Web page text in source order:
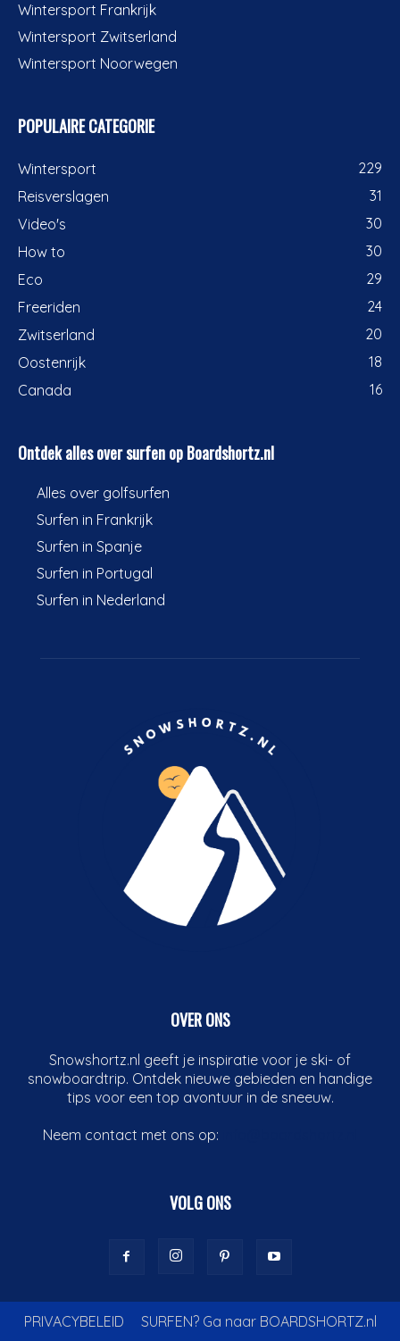
Wintersport Frankrijk
Wintersport Zwitserland
Wintersport Noorwegen
POPULAIRE CATEGORIE
Wintersport
229
Reisverslagen
31
Video's
30
How to
30
Eco
29
Freeriden
24
Zwitserland
20
Oostenrijk
18
Canada
16
Ontdek alles over surfen op Boardshortz.nl
Alles over golfsurfen
Surfen in Frankrijk
Surfen in Spanje
Surfen in Portugal
Surfen in Nederland
OVER ONS
Snowshortz.nl geeft je inspiratie voor je ski- of
snowboardtrip. Ontdek nieuwe gebieden en handige
tips voor een top avontuur in de sneeuw.
Neem contact met ons op:
VOLG ONS
PRIVACYBELEID SURFEN? Ga naar BOARDSHORTZ.nl